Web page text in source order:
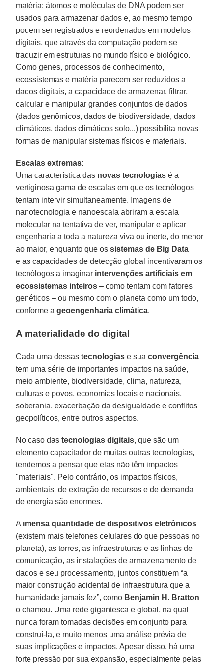
matéria: átomos e moléculas de DNA podem ser
usados para armazenar dados e, ao mesmo tempo,
podem ser registrados e reordenados em modelos
digitais, que através da computação podem se
traduzir em estruturas no mundo físico e biológico.
Como genes, processos de conhecimento,
ecossistemas e matéria parecem ser reduzidos a
dados digitais, a capacidade de armazenar, filtrar,
calcular e manipular grandes conjuntos de dados
(dados genômicos, dados de biodiversidade, dados
climáticos, dados climáticos solo...) possibilita novas
formas de manipular sistemas físicos e materiais.
Escalas extremas:
Uma característica das novas tecnologias é a
vertiginosa gama de escalas em que os tecnólogos
tentam intervir simultaneamente. Imagens de
nanotecnologia e nanoescala abriram a escala
molecular na tentativa de ver, manipular e aplicar
engenharia a toda a natureza viva ou inerte, do menor
ao maior, enquanto que ossistemas de Big Data
e as capacidades de detecção global incentivaram os
tecnólogos a imaginar intervenções artificiais em
ecossistemas inteiros – como tentam com fatores
genéticos – ou mesmo com o planeta como um todo,
conforme ageoengenharia climática.
A materialidade do digital
Cada uma dessastecnologias e suaconvergência
tem uma série de importantes impactos na saúde,
meio ambiente, biodiversidade, clima, natureza,
culturas e povos, economias locais e nacionais,
soberania, exacerbação da desigualdade e conflitos
geopolíticos, entre outros aspectos.
No caso dastecnologias digitais, que são um
elemento capacitador de muitas outras tecnologias,
tendemos a pensar que elas não têm impactos
"materiais". Pelo contrário, os impactos físicos,
ambientais, de extração de recursos e de demanda
de energia são enormes.
A imensa quantidade de dispositivos eletrônicos
(existem mais telefones celulares do que pessoas no
planeta), as torres, as infraestruturas e as linhas de
comunicação, as instalações de armazenamento de
dados e seu processamento, juntos constituem “a
maior construção acidental de infraestrutura que a
humanidade jamais fez”, como Benjamin H. Bratton
o chamou. Uma rede gigantesca e global, na qual
nunca foram tomadas decisões em conjunto para
construí-la, e muito menos uma análise prévia de
suas implicações e impactos. Apesar disso, há uma
forte pressão por sua expansão, especialmente pelas